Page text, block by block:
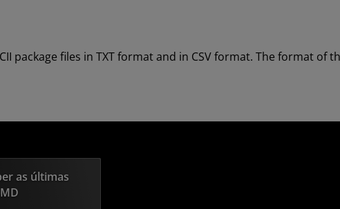
package files in TXT format and in CSV format. The format of
as últimas